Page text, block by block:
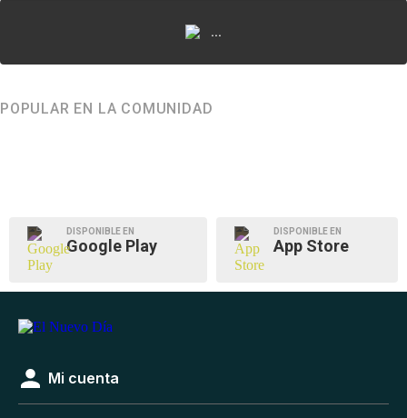
...
POPULAR EN LA COMUNIDAD
DISPONIBLE EN
Google Play
DISPONIBLE EN
App Store
Mi cuenta